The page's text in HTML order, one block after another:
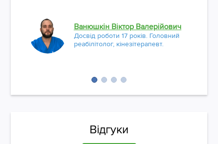
Ванюшкін Віктор Валерійович
Досвід роботи 17 років. Головний
реабілітолог, кінезітерапевт.
Відгуки